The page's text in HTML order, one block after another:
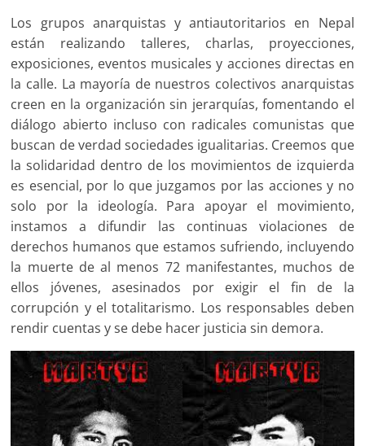
Los grupos anarquistas y antiautoritarios en Nepal
están realizando talleres, charlas, proyecciones,
exposiciones, eventos musicales y acciones directas en
la calle. La mayoría de nuestros colectivos anarquistas
creen en la organización sin jerarquías, fomentando el
diálogo abierto incluso con radicales comunistas que
buscan de verdad sociedades igualitarias. Creemos que
la solidaridad dentro de los movimientos de izquierda
es esencial, por lo que juzgamos por las acciones y no
solo por la ideología. Para apoyar el movimiento,
instamos a difundir las continuas violaciones de
derechos humanos que estamos sufriendo, incluyendo
la muerte de al menos 72 manifestantes, muchos de
ellos jóvenes, asesinados por exigir el fin de la
corrupción y el totalitarismo. Los responsables deben
rendir cuentas y se debe hacer justicia sin demora.